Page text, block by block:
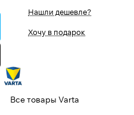
Нашли дешевле?
Хочу в подарок
Все товары Varta